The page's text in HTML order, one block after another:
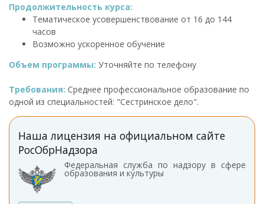
Продолжительность курса:
Тематическое усовершенствование от 16 до 144
часов
Возможно ускоренное обучение
Объем программы: Уточняйте по телефону
Требования: Среднее профессиональное образование по
одной из специальностей: "Сестринское дело".
Наша лицензия на официальном сайте
РосОбрНадзора
Федеральная служба по надзору в сфере
образования и культуры